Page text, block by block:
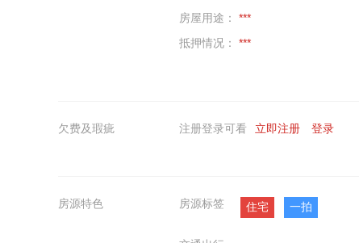
房屋用途：
***
抵押情况：
***
欠费及瑕疵 注册登录可看 立即注册 登录
房源特色 房源标签 住宅 一拍